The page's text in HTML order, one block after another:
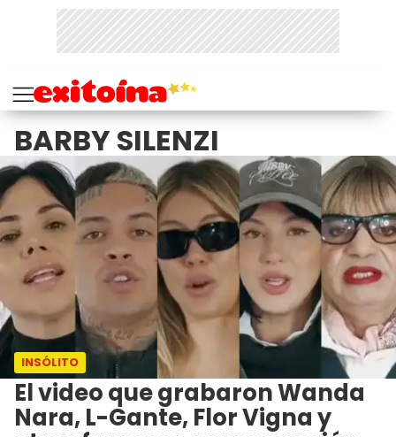
BARBY SILENZI
INSÓLITO
El video que grabaron Wanda
Nara, L-Gante, Flor Vigna y